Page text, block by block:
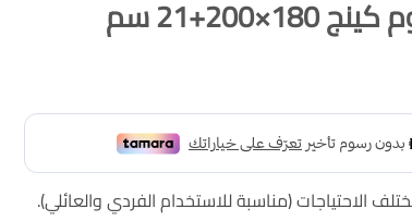
سم
(مناسبة للاستخدام الفردي والعائلي).